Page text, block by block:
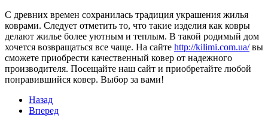
С древних времен сохранилась традиция украшения жилья
коврами. Следует отметить то, что такие изделия как ковры
делают жилье более уютным и теплым. В такой родимый дом
хочется возвращаться все чаще. На сайте http://kilimi.com.ua/вы
сможете приобрести качественный ковер от надежного
производителя. Посещайте наш сайт и приобретайте любой
понравившийся ковер. Выбор за вами!
Назад
Вперед